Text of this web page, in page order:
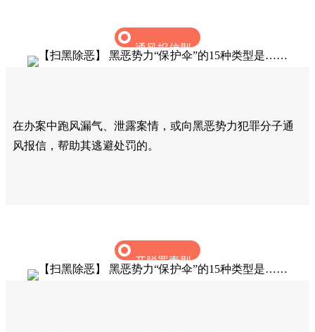
通风报信型
在办案中跑风漏气、泄露案情，或向黑恶势力犯罪分子通
风报信，帮助其逃避处罚的。‍
开脱罪责型